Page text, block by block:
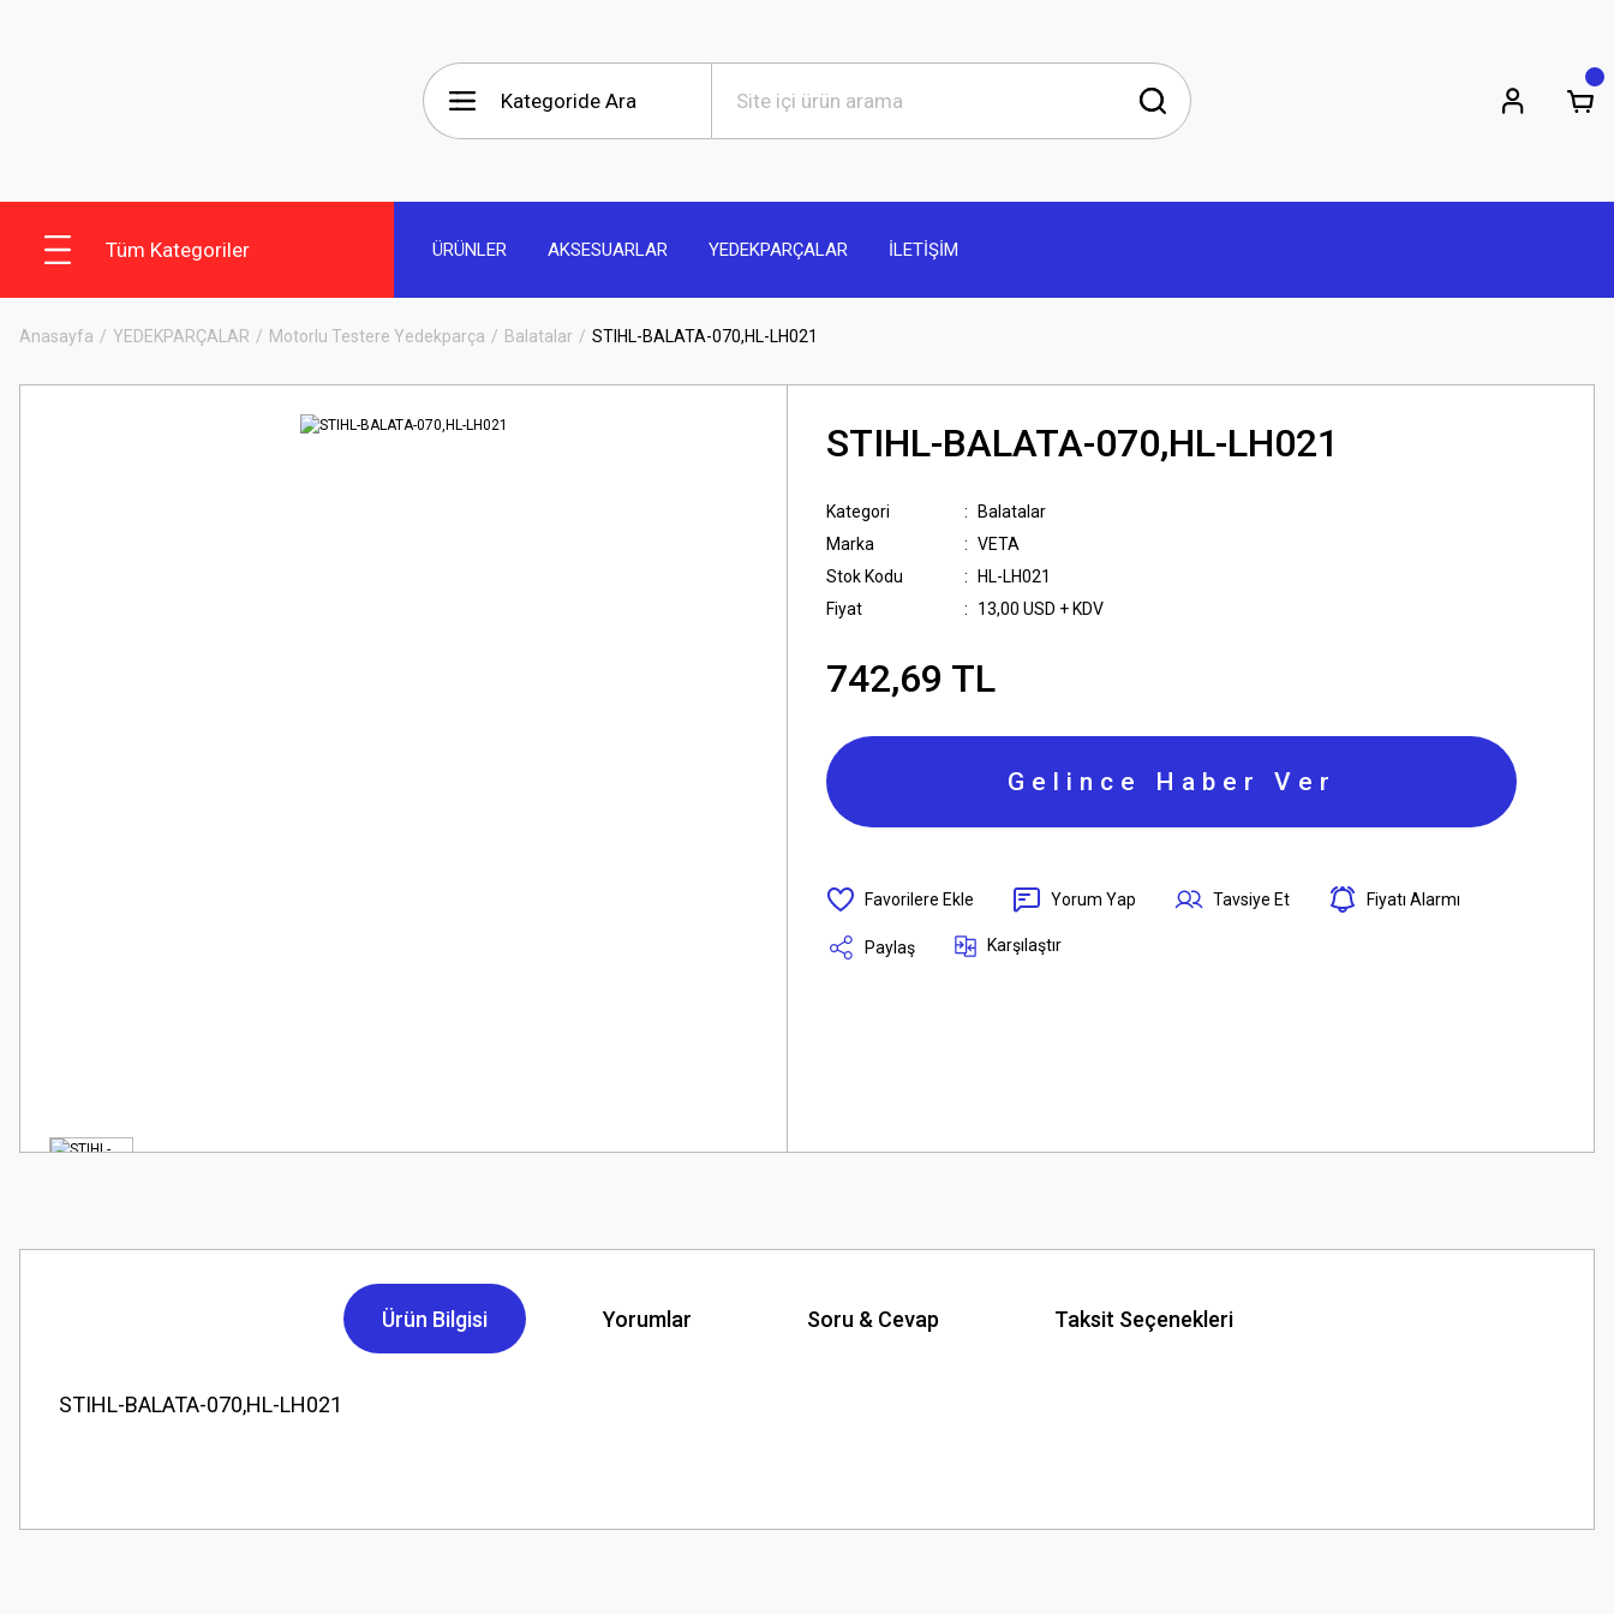
Tüm Kategoriler ÜRÜNLER AKSESUARLAR YEDEKPARÇALAR İLETİŞİM
Anasayfa YEDEKPARÇALAR Motorlu Testere Yedekparça Balatalar STIHL-BALATA-070,HL-LH021
STIHL-BALATA-070,HL-LH021
Kategori
Balatalar
Marka
VETA
Stok Kodu
HL-LH021
Fiyat
13,00 USD + KDV
742,69 TL
Gelince Haber Ver
Yorum Yap Tavsiye Et Fiyatı Alarmı
Paylaş Karşılaştır
Ürün Bilgisi Yorumlar Soru & Cevap Taksit Seçenekleri
STIHL-BALATA-070,HL-LH021